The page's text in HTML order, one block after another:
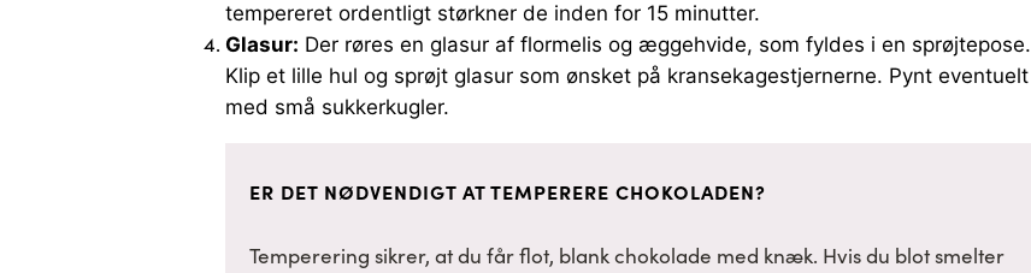
tempereret ordentligt størkner de inden for 15 minutter.
Glasur: Der røres en glasur af flormelis og æggehvide, som fyldes i en sprøjtepose.
Klip et lille hul og sprøjt glasur som ønsket på kransekagestjernerne. Pynt eventuelt
med små sukkerkugler.
ER DET NØDVENDIGT AT TEMPERERE CHOKOLADEN?
Temperering sikrer, at du får flot, blank chokolade med knæk. Hvis du blot smelter